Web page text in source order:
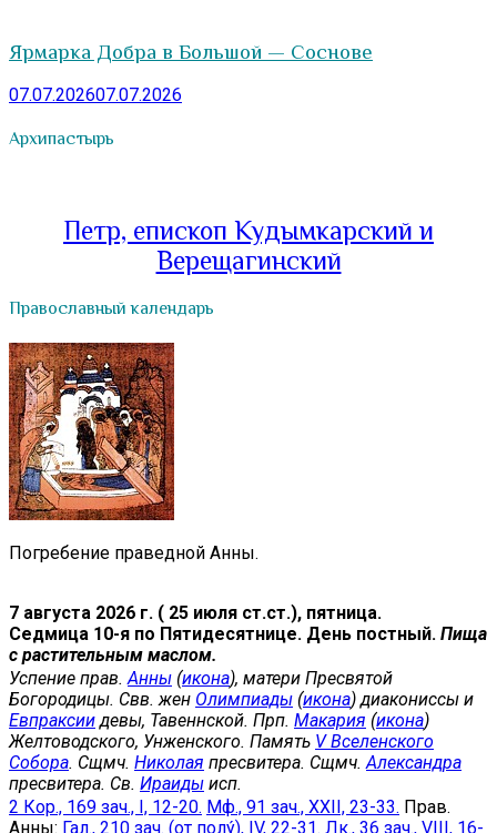
Ярмарка Добра в Большой — Соснове
07.07.202607.07.2026
Архипастырь
Петр, епископ Кудымкарский и
Верещагинский
Православный календарь
Погребение праведной Анны.
7 августа 2026 г. ( 25 июля ст.ст.), пятница.
Седмица 10-я по Пятидесятнице. День постный. Пища
с растительным маслом.
Успение прав. Анны (икона), матери Пресвятой
Богородицы. Свв. жен Олимпиады (икона) диакониссы и
Евпраксии девы, Тавеннской. Прп. Макария (икона)
Желтоводского, Унженского. Память V Вселенского
Собора. Сщмч. Николая пресвитера. Сщмч. Александра
пресвитера. Св. Ираиды исп.
2 Кор., 169 зач., I, 12-20. Мф., 91 зач., XXII, 23-33. Прав.
Анны: Гал., 210 зач. (от полу́), IV, 22-31. Лк., 36 зач., VIII, 16-